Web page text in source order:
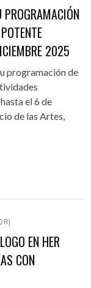
2025
programación de
el 6 de
de las Artes,
EN HER
CON